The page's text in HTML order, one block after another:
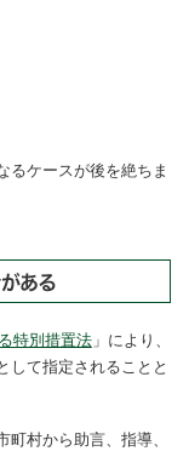
るケースが後を絶ちま
ある
特別措置法」により、
して指定されることと
村から助言、指導、